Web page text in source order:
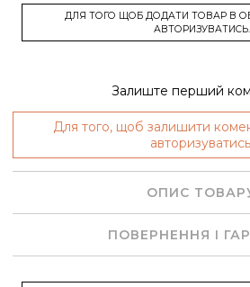
ДЛЯ ТОГО ЩОБ ДОДАТИ ТОВАР В
АВТОРИЗУВАТИСЬ.
Залиште перший
Для того, щоб залишити
ОПИС
ПОВЕРНЕННЯ І